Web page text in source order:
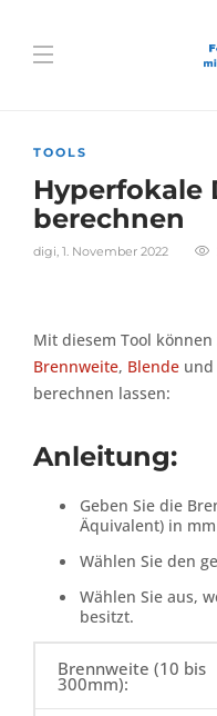
TOOLS
Hyperfokale
berechnen
digi, 1. November 2022
Mit diesem Tool
Brennweite, Blende und
berechnen lassen:
Anleitung:
Geben Sie die
Äquivalent) in
Wählen Sie den
Wählen Sie aus,
besitzt.
Brennweite (10 bis
300mm):